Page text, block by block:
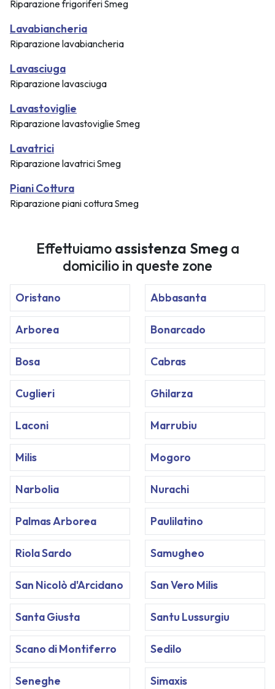
Riparazione frigoriferi Smeg
Lavabiancheria
Riparazione lavabiancheria
Lavasciuga
Riparazione lavasciuga
Lavastoviglie
Riparazione lavastoviglie Smeg
Lavatrici
Riparazione lavatrici Smeg
Piani Cottura
Riparazione piani cottura Smeg
Effettuiamo assistenza Smeg a
domicilio in queste zone
Oristano Abbasanta
Arborea Bonarcado
Bosa Cabras
Cuglieri Ghilarza
Laconi Marrubiu
Milis Mogoro
Narbolia Nurachi
Palmas Arborea Paulilatino
Riola Sardo Samugheo
San Nicolò d'Arcidano San Vero Milis
Santa Giusta Santu Lussurgiu
Scano di Montiferro Sedilo
Seneghe Simaxis